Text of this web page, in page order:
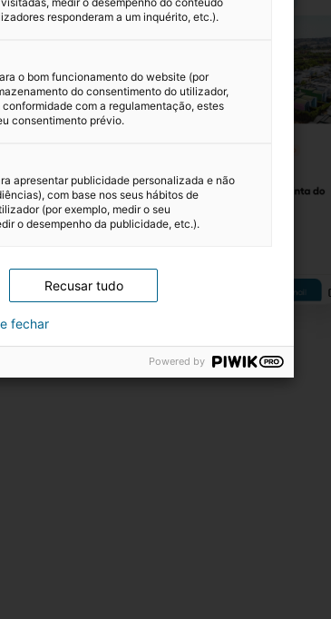
responderam a um inquérito, etc.).
o bom funcionamento do website (por
do consentimento do utilizador,
com a regulamentação, estes
consentimento prévio.
apresentar publicidade personalizada e não
com base nos seus hábitos de
(por exemplo, medir o seu
o desempenho da publicidade, etc.).
Recusar tudo
fechar
Powered by